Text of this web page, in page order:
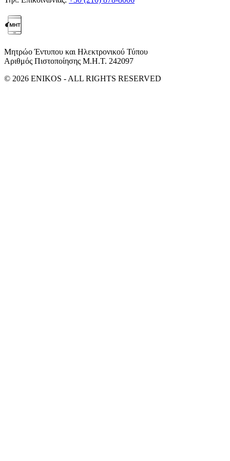
Μητρώο Έντυπου και Ηλεκτρονικού Τύπου
Αριθμός Πιστοποίησης Μ.Η.Τ. 242097
© 2026 ENIKOS - ALL RIGHTS RESERVED